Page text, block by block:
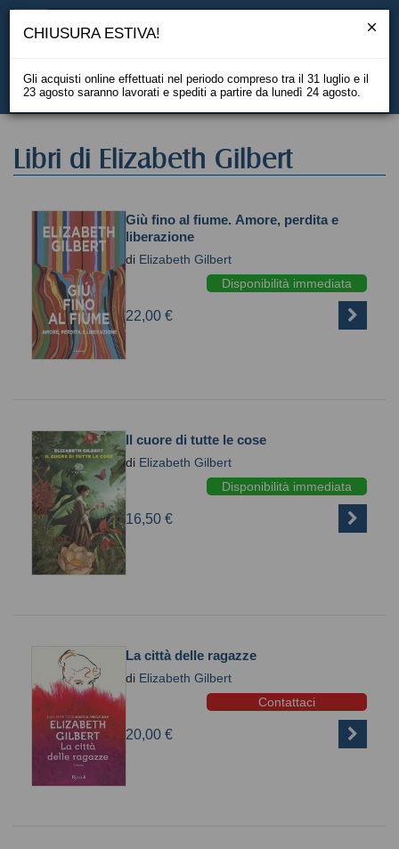
EN
Libri di Elizabeth Gilbert
Giù fino al fiume. Amore, perdita e
liberazione
di Elizabeth Gilbert
Disponibilità immediata
22,00 €
Il cuore di tutte le cose
di Elizabeth Gilbert
Disponibilità immediata
16,50 €
La città delle ragazze
di Elizabeth Gilbert
Contattaci
20,00 €
CHIUSURA ESTIVA!
Gli acquisti online effettuati nel periodo compreso tra il 31 luglio e il
23 agosto saranno lavorati e spediti a partire da lunedì 24 agosto.